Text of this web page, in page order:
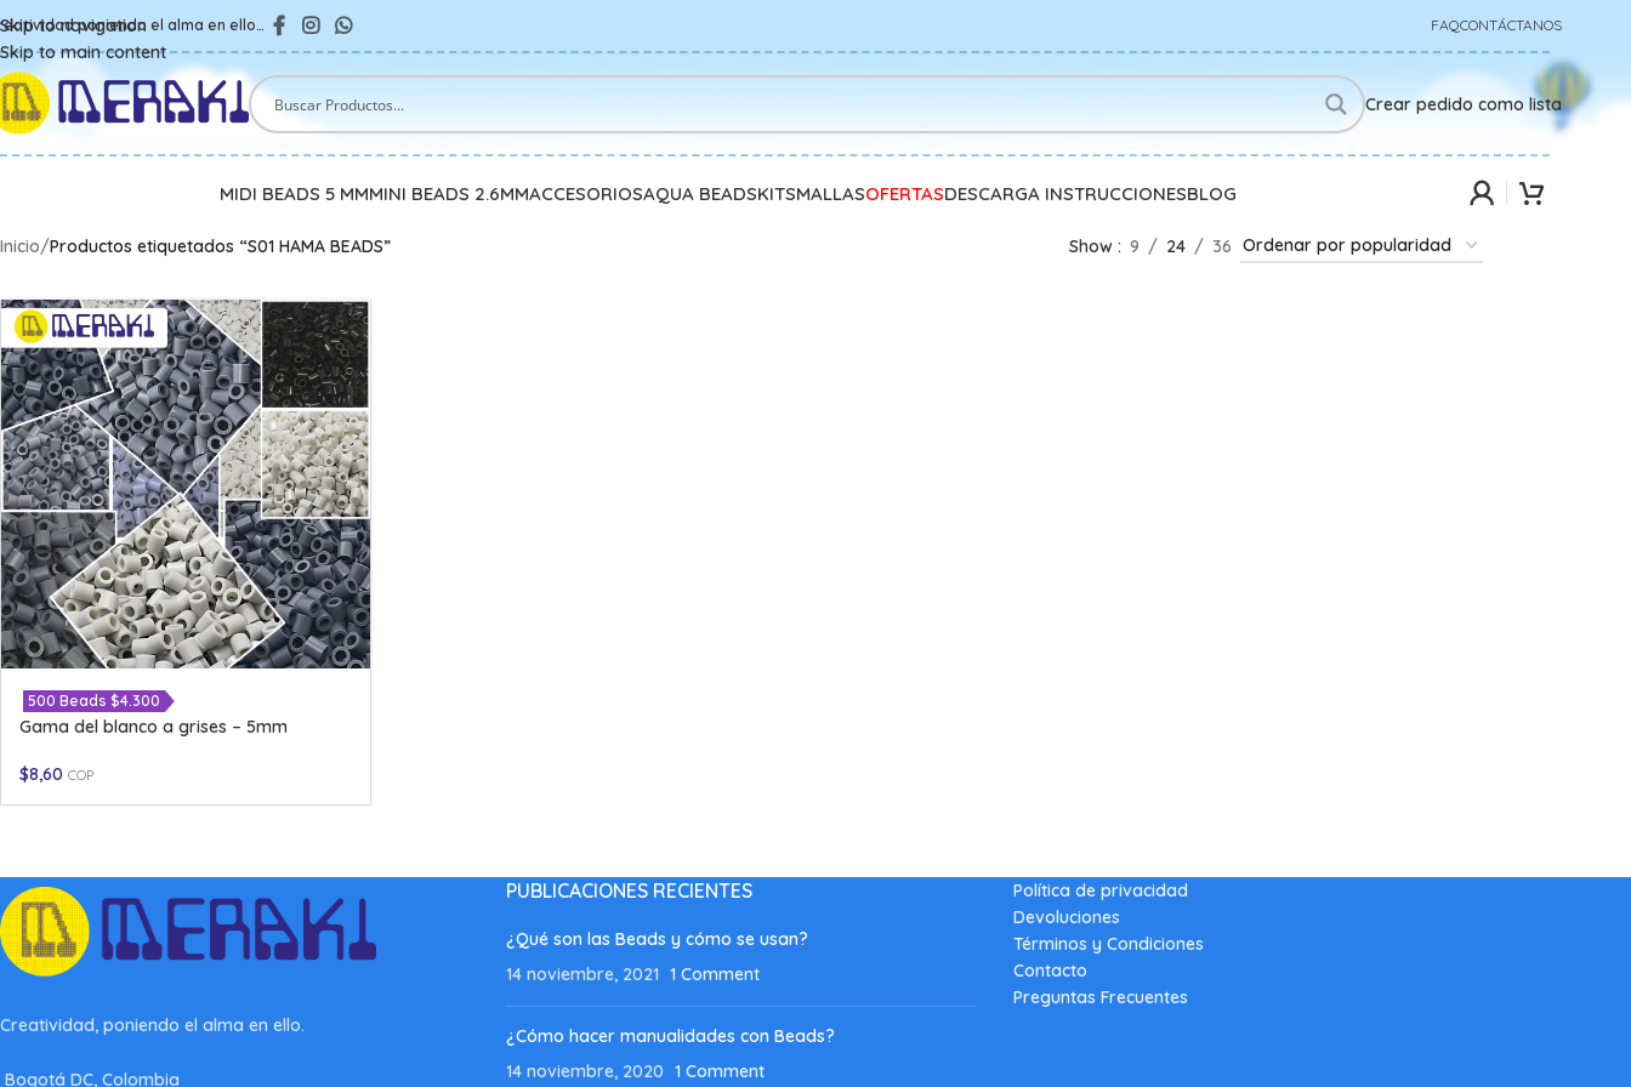
Skip to navigation
Skip to main content
poniendo el alma en ello… FAQCONTÁCTANOS
Crear pedido como lista
MIDI BEADS 5 MMMINI BEADS 2.6MMACCESORIOSAQUA BEADSKITSMALLASOFERTASDESCARGA INSTRUCCIONESBLOG
Inicio/Productos etiquetados “S01 HAMA BEADS” Show 9 24 36
500 Beads $4.300
Gama del blanco a grises – 5mm
$8,60 COP
Creatividad, poniendo el alma en ello.
Bogotá DC, Colombia
PUBLICACIONES RECIENTES
¿Qué son las Beads y cómo se usan?
14 noviembre, 2021 1 Comment
¿Cómo hacer manualidades con Beads?
14 noviembre, 2020 1 Comment
Política de privacidad
Devoluciones
Términos y Condiciones
Contacto
Preguntas Frecuentes